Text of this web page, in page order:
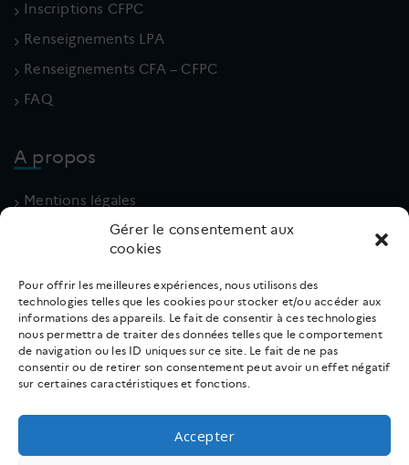
Gérer le consentement aux
cookies
Pour offrir les meilleures expériences, nous utilisons des
technologies telles que les cookies pour stocker et/ou accéder aux
informations des appareils. Le fait de consentir à ces technologies
nous permettra de traiter des données telles que le comportement
de navigation ou les ID uniques sur ce site. Le fait de ne pas
consentir ou de retirer son consentement peut avoir un effet négatif
sur certaines caractéristiques et fonctions.
Accepter
Inscriptions CFPC
Renseignements LPA
Renseignements CFA – CFPC
FAQ
A propos
Mentions légales
Politique de cookies (UE)
Contact
02 31 66 18 10
rf.ir
gacud
e@eri
v.lpe
Suivez nous